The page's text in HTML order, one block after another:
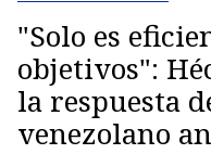
"Solo es
objetivos":
la respuesta
venezolano